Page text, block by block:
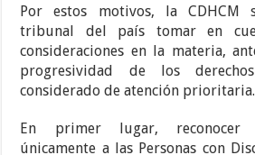
Por estos motivos, la CDHCM
tribunal del país tomar en
consideraciones en la materia,
progresividad de los
considerado de atención prioritaria.
En primer lugar, reconocer
únicamente a las Personas con